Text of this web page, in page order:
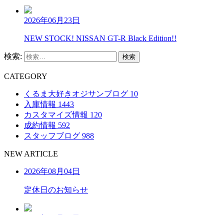
2026年06月23日
NEW STOCK! NISSAN GT-R Black Edition!!
検索:
CATEGORY
くるま大好きオジサンブログ 10
入庫情報 1443
カスタマイズ情報 120
成約情報 592
スタッフブログ 988
NEW ARTICLE
2026年08月04日
定休日のお知らせ